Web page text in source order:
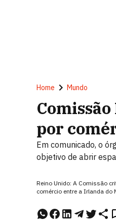
Home Mundo
por
Em comunicado, o
objetivo de abrir
Reino Unido: A Comissão
comércio entre a Irlanda do